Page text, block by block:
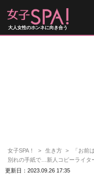
大人女性のホンネに向き合う
女子SPA！ 生き方
「お前
別れの手紙で…新人コピーライタ
更新日：2023.09.26 17:35